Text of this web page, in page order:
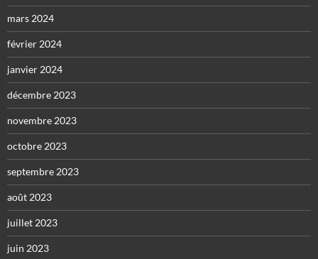
mars 2024
février 2024
janvier 2024
décembre 2023
novembre 2023
octobre 2023
septembre 2023
août 2023
juillet 2023
juin 2023